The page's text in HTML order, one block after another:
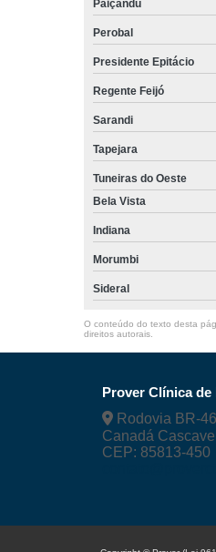
Paiçandu
Perobal
Presidente Epitácio
Regente Feijó
Sarandi
Tapejara
Tuneiras do Oeste
Bela Vista
Indiana
Morumbi
Sideral
O conteúdo do texto desta
direitos autorais
Prover Clínica de
Rodovia BR-
Canadá
CEP: 85813-450